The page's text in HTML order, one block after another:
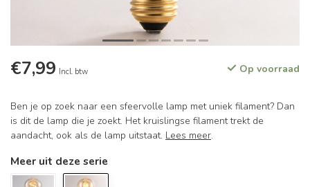
€7,99 Incl. btw Op voorraad
Ben je op zoek naar een sfeervolle lamp met uniek filament? Dan
is dit de lamp die je zoekt. Het kruislingse filament trekt de
aandacht, ook als de lamp uitstaat. Lees meer.
Meer uit deze serie